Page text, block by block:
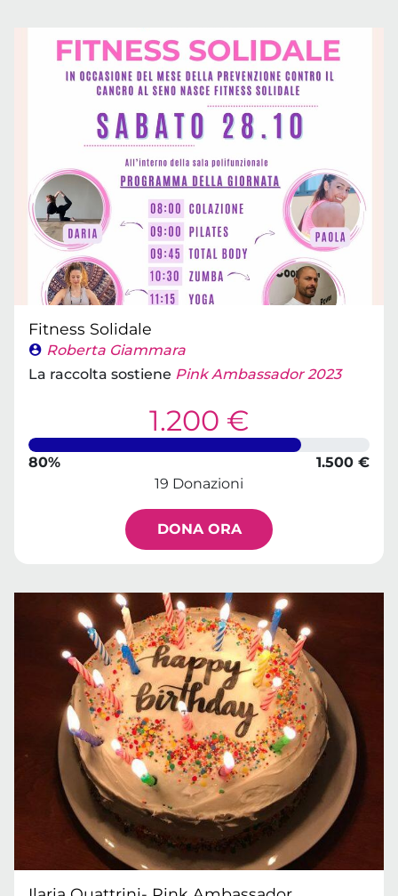
Fitness Solidale
Roberta Giammara
La raccolta sostiene Pink Ambassador 2023
1.200 €
80%
1.500 €
19 Donazioni
DONA ORA